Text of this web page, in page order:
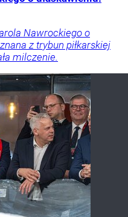
Nawrockiego o
z trybun piłkarskiej
milczenie.